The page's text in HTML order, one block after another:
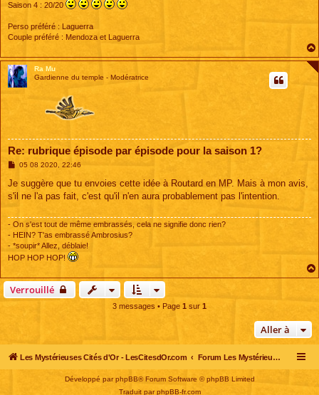
Saison 4 : 20/20
Perso préféré : Laguerra
Couple préféré : Mendoza et Laguerra
Ra Mu
Gardienne du temple - Modératrice
Re: rubrique épisode par épisode pour la saison 1?
M
s
a
05 08 2020, 22:46
Je suggère que tu envoies cette idée à Routard en MP. Mais à mon avis,
s'il ne l'a pas fait, c'est qu'il n'en aura probablement pas l'intention.
- On s'est tout de même embrassés, cela ne signifie donc rien?
- HEIN? T'as embrassé Ambrosius?
- *soupir* Allez, déblaie!
HOP HOP HOP!
Verrouillé
3 messages • Page 1 sur 1
Aller à
Les Mystérieuses Cités d'Or - LesCitesdOr.com Forum Les Mystérieuses Cités d'Or
Développé parphpBB® Forum Software © phpBB Limited
Traduit parphpBB-fr.com